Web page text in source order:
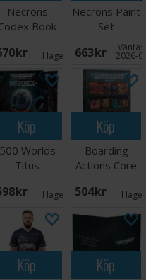
Necrons
Book
SEK I lager: 1
Necrons Paint
Set
663 SEK 2026-
Köp
500 Worlds
Titus
SEK I lager: 2
Köp
Boarding
Actions Core
504 SEK I
Köp Köp